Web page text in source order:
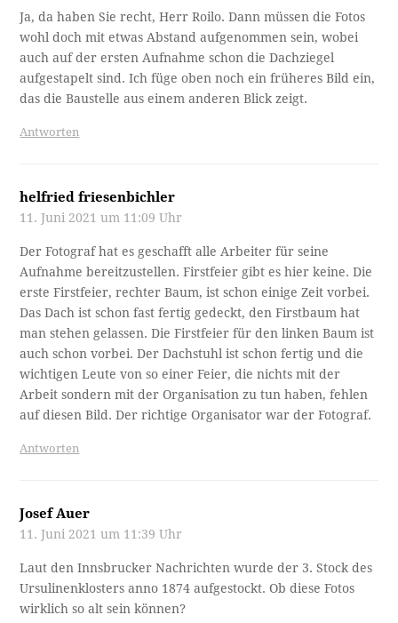
Ja, da haben Sie recht, Herr Roilo. Dann müssen die Fotos
wohl doch mit etwas Abstand aufgenommen sein, wobei
auch auf der ersten Aufnahme schon die Dachziegel
aufgestapelt sind. Ich füge oben noch ein früheres Bild ein,
das die Baustelle aus einem anderen Blick zeigt.
Antworten
helfried friesenbichler
11. Juni 2021 um 11:09 Uhr
Der Fotograf hat es geschafft alle Arbeiter für seine
Aufnahme bereitzustellen. Firstfeier gibt es hier keine. Die
erste Firstfeier, rechter Baum, ist schon einige Zeit vorbei.
Das Dach ist schon fast fertig gedeckt, den Firstbaum hat
man stehen gelassen. Die Firstfeier für den linken Baum ist
auch schon vorbei. Der Dachstuhl ist schon fertig und die
wichtigen Leute von so einer Feier, die nichts mit der
Arbeit sondern mit der Organisation zu tun haben, fehlen
auf diesen Bild. Der richtige Organisator war der Fotograf.
Antworten
Josef Auer
11. Juni 2021 um 11:39 Uhr
Laut den Innsbrucker Nachrichten wurde der 3. Stock des
Ursulinenklosters anno 1874 aufgestockt. Ob diese Fotos
wirklich so alt sein können?